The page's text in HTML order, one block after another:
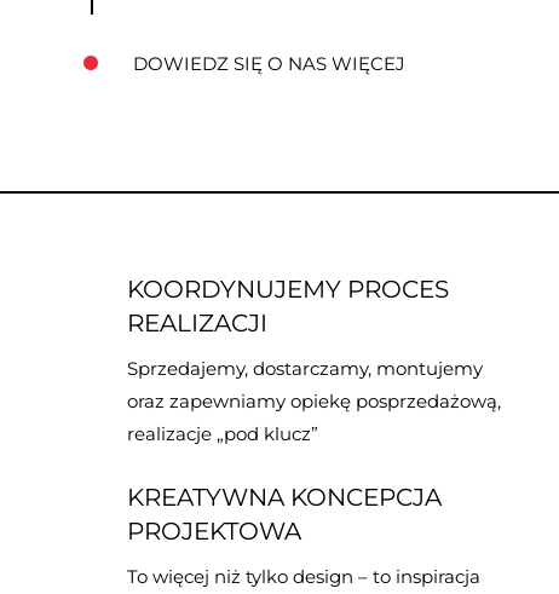
DOWIEDZ SIĘ O NAS WIĘCEJ
KOORDYNUJEMY PROCES
REALIZACJI
Sprzedajemy, dostarczamy, montujemy
oraz zapewniamy opiekę posprzedażową,
realizacje „pod klucz”
KREATYWNA KONCEPCJA
PROJEKTOWA
To więcej niż tylko design – to inspiracja